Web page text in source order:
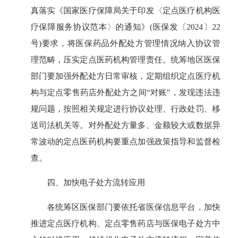
真落实《国家医疗保障局关于印发〈定点医疗机构医
疗保障服务协议范本〉的通知》(医保发〔2024〕22
号)要求，将医保药品外配处方管理情况纳入协议管
理范畴，压实定点医药机构管理责任。统筹地区医保
部门要加强外配处方日常审核，定期组织定点医疗机
构与定点零售药店外配处方之间“对账”，发现违法违
规问题，按照相关规定进行协议处理、行政处罚、移
送司法机关等。对外配处方量多、金额较大或数据异
常波动的定点医药机构要重点加强政策指导和监督检
查。
四、加快电子处方流转应用
各统筹区医保部门要依托省医保信息平台，加快
推进定点医疗机构、定点零售药店与医保电子处方中